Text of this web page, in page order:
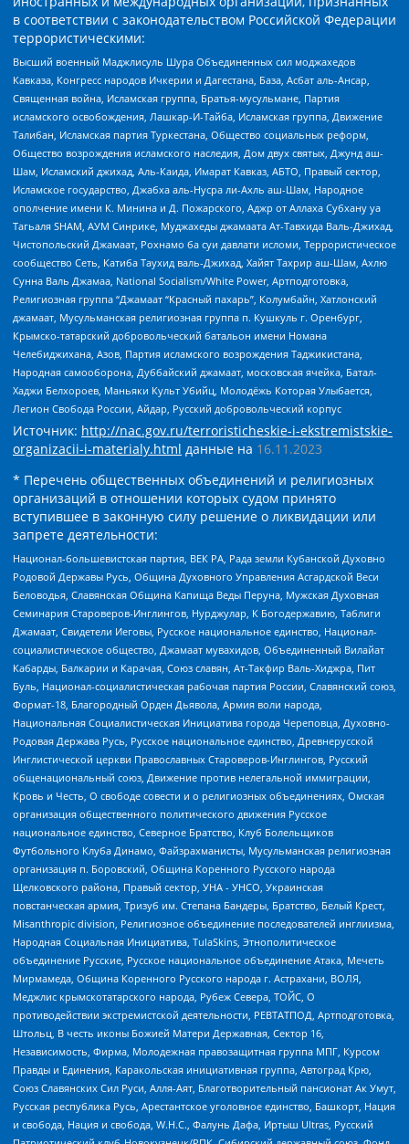
в соответствии с законодательством Российской Федерации
террористическими:
Высший военный Маджлисуль Шура Объединенных сил моджахедов
Кавказа, Конгресс народов Ичкерии и Дагестана, База, Асбат аль-Ансар,
Священная война, Исламская группа, Братья-мусульмане, Партия
исламского освобождения, Лашкар-И-Тайба, Исламская группа, Движение
Талибан, Исламская партия Туркестана, Общество социальных реформ,
Общество возрождения исламского наследия, Дом двух святых, Джунд аш-
Шам, Исламский джихад, Аль-Каида, Имарат Кавказ, АБТО, Правый сектор,
Исламское государство, Джабха аль-Нусра ли-Ахль аш-Шам, Народное
ополчение имени К. Минина и Д. Пожарского, Аджр от Аллаха Субхану уа
Тагьаля SHAM, АУМ Синрике, Муджахеды джамаата Ат-Тавхида Валь-Джихад,
Чистопольский Джамаат, Рохнамо ба суи давлати исломи, Террористическое
сообщество Сеть, Катиба Таухид валь-Джихад, Хайят Тахрир аш-Шам, Ахлю
Сунна Валь Джамаа, National Socialism/White Power, Артподготовка,
Религиозная группа “Джамаат “Красный пахарь”, Колумбайн, Хатлонский
джамаат, Мусульманская религиозная группа п. Кушкуль г. Оренбург,
Крымско-татарский добровольческий батальон имени Номана
Челебиджихана, Азов, Партия исламского возрождения Таджикистана,
Народная самооборона, Дуббайский джамаат, московская ячейка, Батал-
Хаджи Белхороев, Маньяки Культ Убийц, Молодёжь Которая Улыбается,
Легион Свобода России, Айдар, Русский добровольческий корпус
Источник: http://nac.gov.ru/terroristicheskie-i-ekstremistskie-
organizacii-i-materialy.html данные на 16.11.2023
* Перечень общественных объединений и религиозных
организаций в отношении которых судом принято
вступившее в законную силу решение о ликвидации или
запрете деятельности:
Национал-большевистская партия, ВЕК РА, Рада земли Кубанской Духовно
Родовой Державы Русь, Община Духовного Управления Асгардской Веси
Беловодья, Славянская Община Капища Веды Перуна, Мужская Духовная
Семинария Староверов-Инглингов, Нурджулар, К Богодержавию, Таблиги
Джамаат, Свидетели Иеговы, Русское национальное единство, Национал-
социалистическое общество, Джамаат мувахидов, Объединенный Вилайат
Кабарды, Балкарии и Карачая, Союз славян, Ат-Такфир Валь-Хиджра, Пит
Буль, Национал-социалистическая рабочая партия России, Славянский союз,
Формат-18, Благородный Орден Дьявола, Армия воли народа,
Национальная Социалистическая Инициатива города Череповца, Духовно-
Родовая Держава Русь, Русское национальное единство, Древнерусской
Инглистической церкви Православных Староверов-Инглингов, Русский
общенациональный союз, Движение против нелегальной иммиграции,
Кровь и Честь, О свободе совести и о религиозных объединениях, Омская
организация общественного политического движения Русское
национальное единство, Северное Братство, Клуб Болельщиков
Футбольного Клуба Динамо, Файзрахманисты, Мусульманская религиозная
организация п. Боровский, Община Коренного Русского народа
Щелковского района, Правый сектор, УНА - УНСО, Украинская
повстанческая армия, Тризуб им. Степана Бандеры, Братство, Белый Крест,
Misanthropic division, Религиозное объединение последователей инглиизма,
Народная Социальная Инициатива, TulaSkins, Этнополитическое
объединение Русские, Русское национальное объединение Атака, Мечеть
Мирмамеда, Община Коренного Русского народа г. Астрахани, ВОЛЯ,
Меджлис крымскотатарского народа, Рубеж Севера, ТОЙС, О
противодействии экстремистской деятельности, РЕВТАТПОД, Артподготовка,
Штольц, В честь иконы Божией Матери Державная, Сектор 16,
Независимость, Фирма, Молодежная правозащитная группа МПГ, Курсом
Правды и Единения, Каракольская инициативная группа, Автоград Крю,
Союз Славянских Сил Руси, Алля-Аят, Благотворительный пансионат Ак Умут,
Русская республика Русь, Арестантское уголовное единство, Башкорт, Нация
и свобода, Нация и свобода, W.H.С., Фалунь Дафа, Иртыш Ultras, Русский